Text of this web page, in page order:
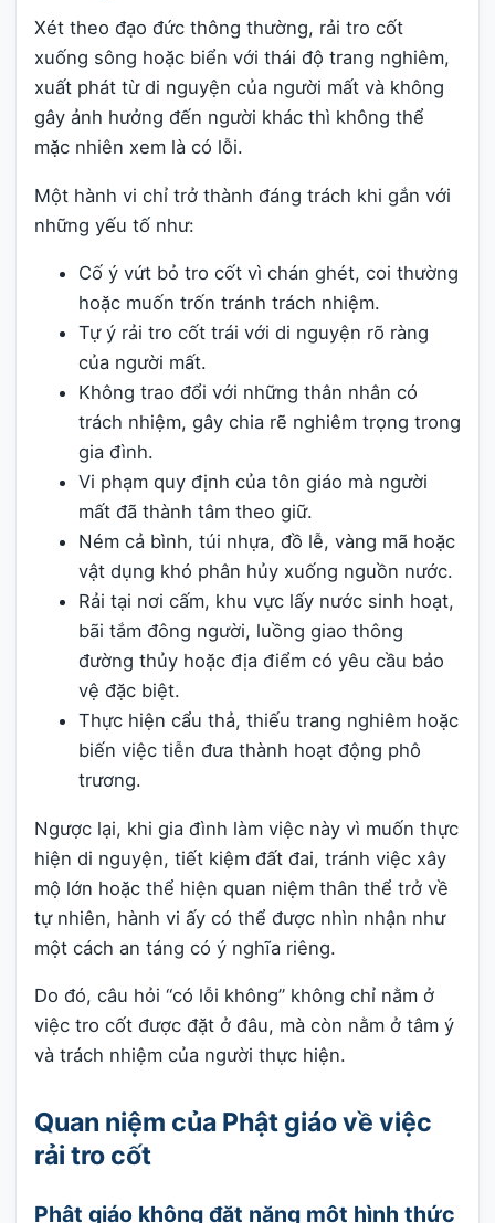
Xét theo đạo đức thông thường, rải tro cốt
xuống sông hoặc biển với thái độ trang nghiêm,
xuất phát từ di nguyện của người mất và không
gây ảnh hưởng đến người khác thì không thể
mặc nhiên xem là có lỗi.
Một hành vi chỉ trở thành đáng trách khi gắn với
những yếu tố như:
Cố ý vứt bỏ tro cốt vì chán ghét, coi thường
hoặc muốn trốn tránh trách nhiệm.
Tự ý rải tro cốt trái với di nguyện rõ ràng
của người mất.
Không trao đổi với những thân nhân có
trách nhiệm, gây chia rẽ nghiêm trọng trong
gia đình.
Vi phạm quy định của tôn giáo mà người
mất đã thành tâm theo giữ.
Ném cả bình, túi nhựa, đồ lễ, vàng mã hoặc
vật dụng khó phân hủy xuống nguồn nước.
Rải tại nơi cấm, khu vực lấy nước sinh hoạt,
bãi tắm đông người, luồng giao thông
đường thủy hoặc địa điểm có yêu cầu bảo
vệ đặc biệt.
Thực hiện cẩu thả, thiếu trang nghiêm hoặc
biến việc tiễn đưa thành hoạt động phô
trương.
Ngược lại, khi gia đình làm việc này vì muốn thực
hiện di nguyện, tiết kiệm đất đai, tránh việc xây
mộ lớn hoặc thể hiện quan niệm thân thể trở về
tự nhiên, hành vi ấy có thể được nhìn nhận như
một cách an táng có ý nghĩa riêng.
Do đó, câu hỏi “có lỗi không” không chỉ nằm ở
việc tro cốt được đặt ở đâu, mà còn nằm ở tâm ý
và trách nhiệm của người thực hiện.
Quan niệm của Phật giáo về việc
rải tro cốt
Phật giáo không đặt nặng một hình thức